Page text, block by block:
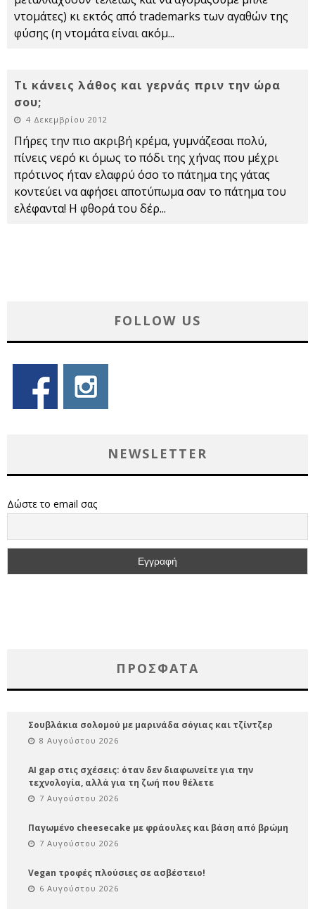
ντομάτες) κι εκτός από trademarks των αγαθών της
φύσης (η ντομάτα είναι ακόμ...
Τι κάνεις λάθος και γερνάς πριν την ώρα
σου;
4 Δεκεμβρίου 2012
Πήρες την πιο ακριβή κρέμα, γυμνάζεσαι πολύ,
πίνεις νερό κι όμως το πόδι της χήνας που μέχρι
πρότινος ήταν ελαφρύ όσο το πάτημα της γάτας
κοντεύει να αφήσει αποτύπωμα σαν το πάτημα του
ελέφαντα! Η φθορά του δέρ...
FOLLOW US
NEWSLETTER
Δώστε το email σας
ΠΡΌΣΦΑΤΑ
Σουβλάκια σολομού με μαρινάδα σόγιας και τζίντζερ
8 Αυγούστου 2026
AI gap στις σχέσεις: όταν δεν διαφωνείτε για την
τεχνολογία, αλλά για τη ζωή που θέλετε
7 Αυγούστου 2026
Παγωμένο cheesecake με φράουλες και βάση από βρώμη
7 Αυγούστου 2026
Vegan τροφές πλούσιες σε ασβέστειο!
6 Αυγούστου 2026